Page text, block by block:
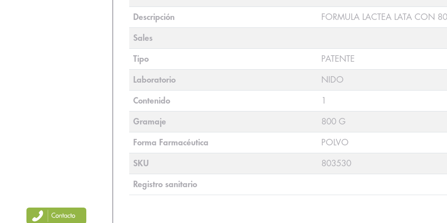
Descripción FORMULA LACTEA LATA CON
Sales
Tipo PATENTE
Laboratorio NIDO
Contenido 1
Gramaje 800 G
Forma Farmacéutica POLVO
SKU 803530
Registro sanitario